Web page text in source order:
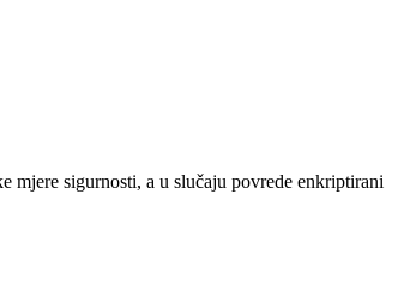
sigurnosti, a u slučaju povrede enkriptirani